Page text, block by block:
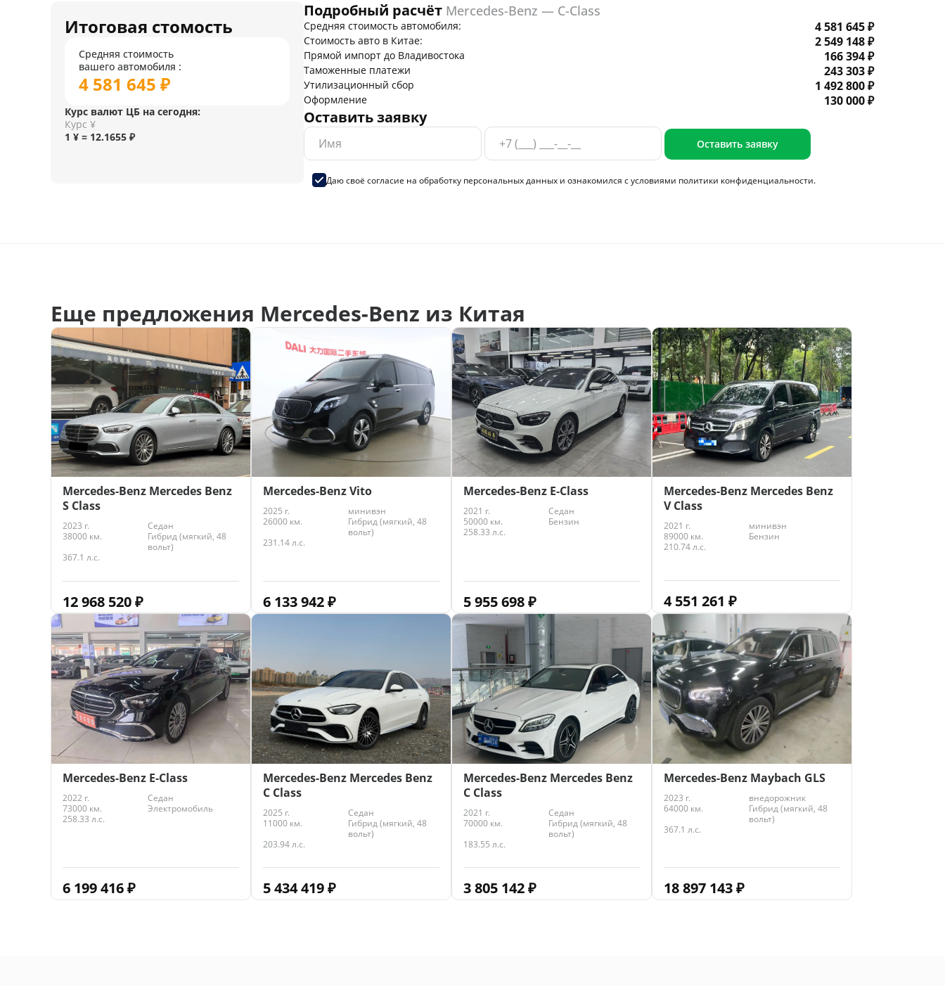
Итоговая стомость
Средняя стоимость
вашего автомобиля :
4 581 645 ₽
Курс валют ЦБ на сегодня:
Курс ¥
1 ¥ = 12.1655 ₽
Подробный расчёт Mercedes-Benz — C-Class
Средняя стоимость автомобиля: 4 581 645 ₽
Стоимость авто в Китае: 2 549 148 ₽
Прямой импорт до Владивостока 166 394 ₽
Таможенные платежи 243 303 ₽
Утилизационный сбор 1 492 800 ₽
Оформление 130 000 ₽
Оставить заявку
Оставить заявку
Даю своё согласие на обработку персональных данных и ознакомился с условиями политики конфиденциальности.
Еще предложения Mercedes-Benz из Китая
Mercedes-Benz Mercedes Benz
S Class
2023 г.
Седан
38000 км.
Гибрид (мягкий, 48
вольт)
367.1 л.с.
12 968 520₽
Mercedes-Benz Vito
2025 г.
минивэн
26000 км.
Гибрид (мягкий, 48
вольт)
231.14 л.с.
6 133 942₽
Mercedes-Benz E-Class
2021 г.
Седан
50000 км.
Бензин
258.33 л.с.
5 955 698₽
Mercedes-Benz Mercedes Benz
V Class
2021 г.
минивэн
89000 км.
Бензин
210.74 л.с.
4 551 261 ₽
Mercedes-Benz E-Class
2022 г.
Седан
73000 км.
Электромобиль
258.33 л.с.
6 199 416₽
Mercedes-Benz Mercedes Benz
C Class
2025 г.
Седан
11000 км.
Гибрид (мягкий, 48
вольт)
203.94 л.с.
5 434 419₽
Mercedes-Benz Mercedes Benz
C Class
2021 г.
Седан
70000 км.
Гибрид (мягкий, 48
вольт)
183.55 л.с.
3 805 142₽
Mercedes-Benz Maybach GLS
2023 г.
внедорожник
64000 км.
Гибрид (мягкий, 48
вольт)
367.1 л.с.
18 897 143₽